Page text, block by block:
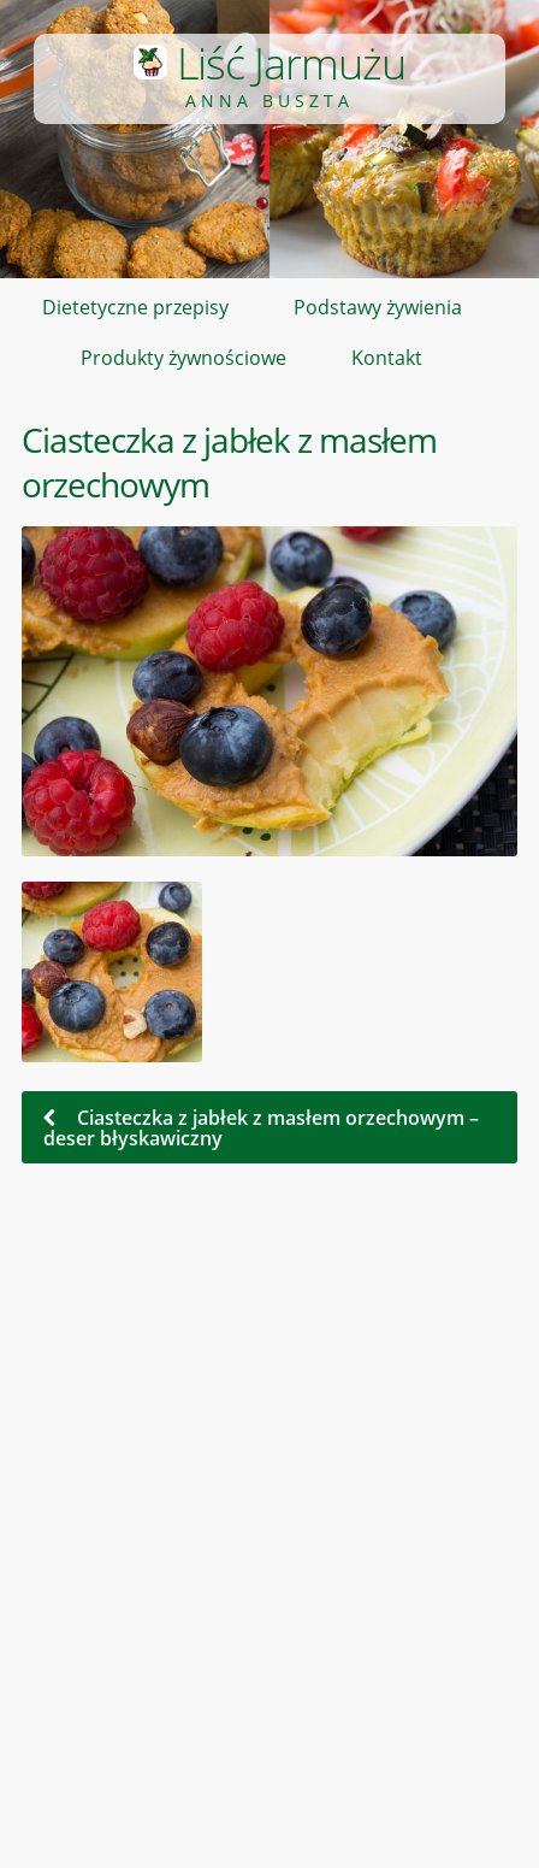
Liść Jarmużu
ANNA BUSZTA
Dietetyczne przepisy
Podstawy żywienia
Produkty żywnościowe
Kontakt
Ciasteczka z jabłek z masłem
orzechowym
Ciasteczka z jabłek z masłem orzechowym –
deser błyskawiczny